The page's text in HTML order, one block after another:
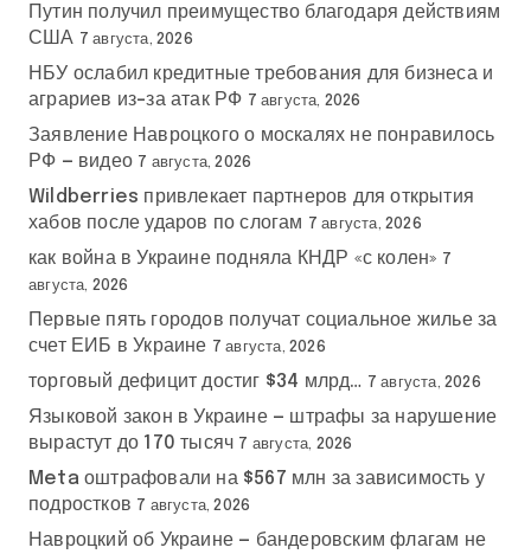
Путин получил преимущество благодаря действиям
США 7 августа, 2026
НБУ ослабил кредитные требования для бизнеса и
аграриев из-за атак РФ 7 августа, 2026
Заявление Навроцкого о москалях не понравилось
РФ — видео 7 августа, 2026
Wildberries привлекает партнеров для открытия
хабов после ударов по слогам 7 августа, 2026
как война в Украине подняла КНДР «с колен» 7
августа, 2026
Первые пять городов получат социальное жилье за
счет ЕИБ в Украине 7 августа, 2026
торговый дефицит достиг $34 млрд… 7 августа, 2026
Языковой закон в Украине — штрафы за нарушение
вырастут до 170 тысяч 7 августа, 2026
Meta оштрафовали на $567 млн за зависимость у
подростков 7 августа, 2026
Навроцкий об Украине — бандеровским флагам не